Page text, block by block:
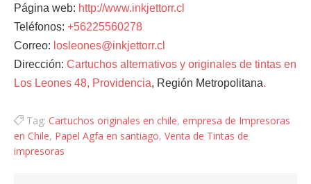
Página web: http://www.inkjettorr.cl
Teléfonos: +56225560278
Correo: losleones@inkjettorr.cl
Dirección: Cartuchos alternativos y originales de tintas en
Los Leones 48, Providencia, Región Metropolitana.
Tag: Cartuchos originales en chile, empresa de Impresoras
en Chile, Papel Agfa en santiago, Venta de Tintas de
impresoras